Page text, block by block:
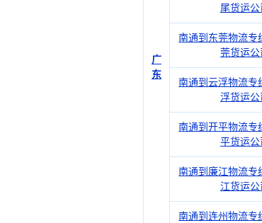
广
东
尾货运公
南通到东莞物流专
莞货运公
南通到云浮物流专
浮货运公
南通到开平物流专
平货运公
南通到廉江物流专
江货运公
南通到连州物流专